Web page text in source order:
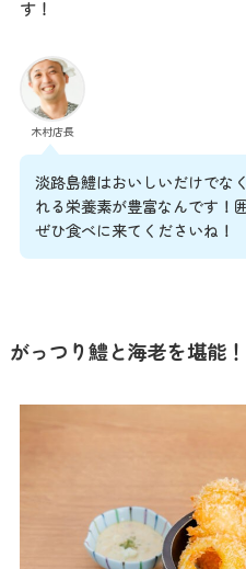
す！
木村店長
淡路島鱧はおいしいだけでな
れる栄養素が豊富なんです！
ぜひ食べに来てくださいね！
がっつり鱧と海老を堪能！